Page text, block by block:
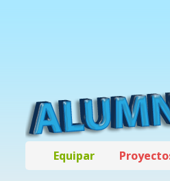
Equipar